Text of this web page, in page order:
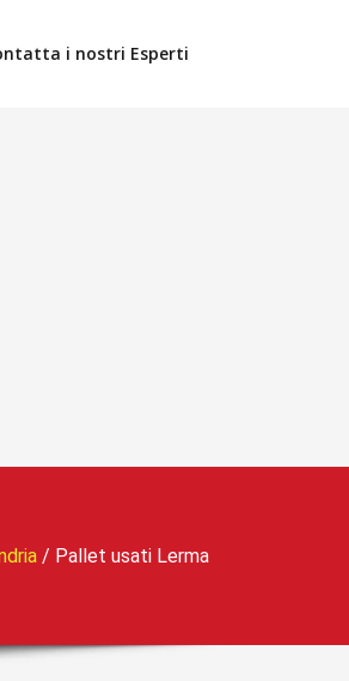
i nostri Esperti
/ Pallet usati Lerma